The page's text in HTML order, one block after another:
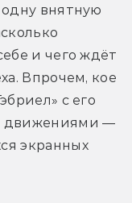
внятную
и чего ждёт
Впрочем, кое
с его
движениями —
экранных